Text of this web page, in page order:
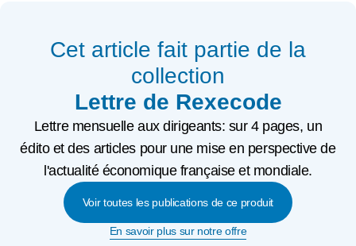
Cet article fait partie de la
collection
Lettre de Rexecode
Lettre mensuelle aux dirigeants: sur 4 pages, un
édito et des articles pour une mise en perspective de
l'actualité économique française et mondiale.
Voir toutes les publications de ce produit
En savoir plus sur notre offre